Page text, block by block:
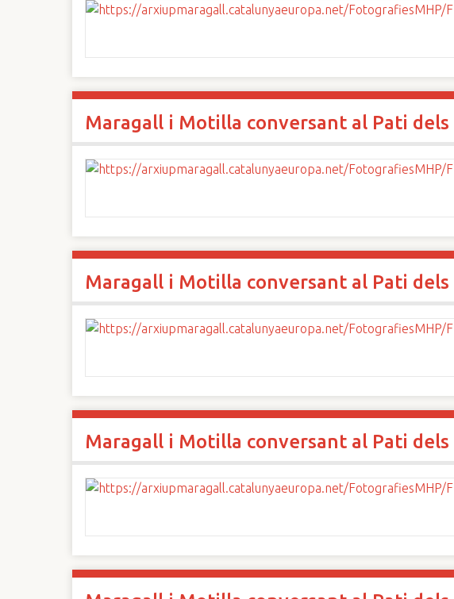
Maragall i Motilla conversant al Pati dels
Maragall i Motilla conversant al Pati dels
Maragall i Motilla conversant al Pati dels